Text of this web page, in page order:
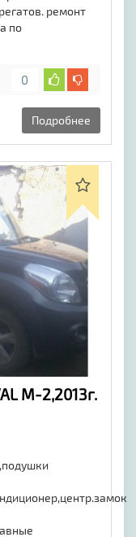
ремонт
по
0
Подробнее
M-2,2013г.